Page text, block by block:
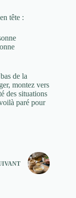
tête :
de la
montez vers
des situations
paré pour